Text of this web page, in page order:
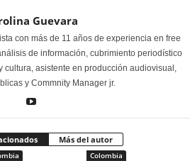
Guevara
con más de 11 años de experiencia en free
de información, cubrimiento periodístico
cultura, asistente en producción audiovisual,
y Commnity Manager jr.
Más del autor
Colombia